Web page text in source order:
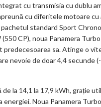
cu transmisia cu dublu
cu diferitele motoare
standard Sport
CP), noua Panamera
sa. Atinge o
nevoie de doar 4,4 secunde
la 14,1 la 17,9 kWh, grație
Noua Panamera